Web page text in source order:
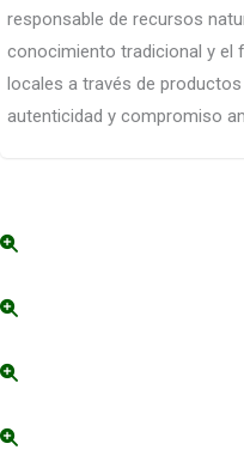
responsable de recursos
conocimiento tradicional y el
locales a través de
autenticidad y compromiso